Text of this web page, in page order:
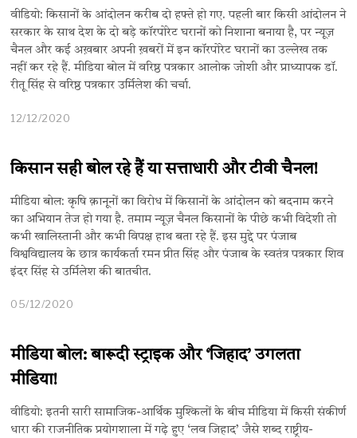
वीडियो: किसानों के आंदोलन करीब दो हफ्ते हो गए. पहली बार किसी आंदोलन ने
सरकार के साथ देश के दो बड़े कॉरपोरेट घरानों को निशाना बनाया है, पर न्यूज़
चैनल और कई अख़बार अपनी ख़बरों में इन कॉरपोरेट घरानों का उल्लेख तक
नहीं कर रहे हैं. मीडिया बोल में वरिष्ठ पत्रकार आलोक जोशी और प्राध्यापक डॉ.
रीतू सिंह से वरिष्ठ पत्रकार उर्मिलेश की चर्चा.
12/12/2020
किसान सही बोल रहे हैं या सत्ताधारी और टीवी चैनल!
मीडिया बोल: कृषि क़ानूनों का विरोध में किसानों के आंदोलन को बदनाम करने
का अभियान तेज हो गया है. तमाम न्यूज़ चैनल किसानों के पीछे कभी विदेशी तो
कभी खालिस्तानी और कभी विपक्ष हाथ बता रहे हैं. इस मुद्दे पर पंजाब
विश्वविद्यालय के छात्र कार्यकर्ता रमन प्रीत सिंह और पंजाब के स्वतंत्र पत्रकार शिव
इंदर सिंह से उर्मिलेश की बातचीत.
05/12/2020
मीडिया बोल: बारूदी स्ट्राइक और ‘जिहाद’ उगलता
मीडिया!
वीडियो: इतनी सारी सामाजिक-आर्थिक मुश्किलों के बीच मीडिया में किसी संकीर्ण
धारा की राजनीतिक प्रयोगशाला में गढ़े हुए ‘लव जिहाद’ जैसे शब्द राष्ट्रीय-